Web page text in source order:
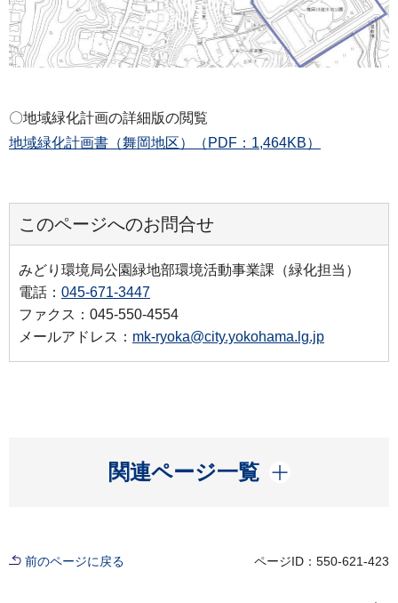
〇地域緑化計画の詳細版の閲覧
地域緑化計画書（舞岡地区）（PDF：1,464KB）
このページへのお問合せ
みどり環境局公園緑地部環境活動事業課（緑化担当）
電話： 045-671-3447
ファクス：045-550-4554
メールアドレス： mk-ryoka@city.yokohama.lg.jp
関連ページ一覧
開く
前のページに戻る ページID：550-621-423